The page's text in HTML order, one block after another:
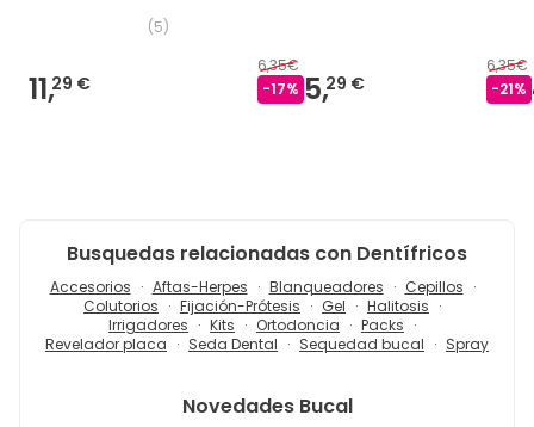
(5)
11,29 €
6,35€
-17% 5,29 €
6,35€
-21%
Busquedas relacionadas con Dentífricos
Accesorios Aftas-Herpes Blanqueadores
Cepillos
Colutorios
Fijación-Prótesis Gel
Halitosis
Irrigadores
Kits Ortodoncia
Packs
Revelador placa
Seda Dental Sequedad bucal Spray
Novedades Bucal